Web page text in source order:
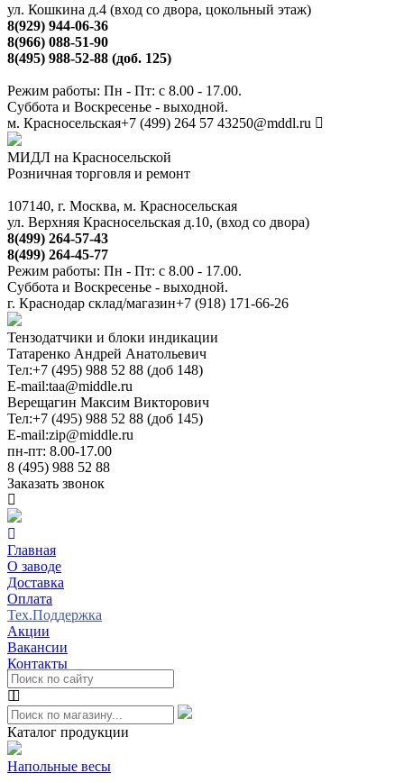
ул. Кошкина д.4 (вход со двора, цокольный этаж)
8(929) 944-06-36
8(966) 088-51-90
8(495) 988-52-88 (доб. 125)
Режим работы: Пн - Пт: с 8.00 - 17.00.
Суббота и Воскресенье - выходной.
м. Красносельская+7 (499) 264 57 43250@mddl.ru
МИДЛ на Красносельской
Розничная торговля и ремонт
107140, г. Москва, м. Красносельская
ул. Верхняя Красносельская д.10, (вход со двора)
8(499) 264-57-43
8(499) 264-45-77
Режим работы: Пн - Пт: с 8.00 - 17.00.
Суббота и Воскресенье - выходной.
г. Краснодар склад/магазин+7 (918) 171-66-26
Тензодатчики и блоки индикации
Татаренко Андрей Анатольевич
Тел:+7 (495) 988 52 88 (доб 148)
E-mail:taa@middle.ru
Верещагин Максим Викторович
Тел:+7 (495) 988 52 88 (доб 145)
E-mail:zip@middle.ru
пн-пт: 8.00-17.00
8 (495) 988 52 88
Заказать звонок
Главная
О заводе
Доставка
Оплата
Тех.Поддержка
Акции
Вакансии
Контакты
Каталог продукции
Напольные весы